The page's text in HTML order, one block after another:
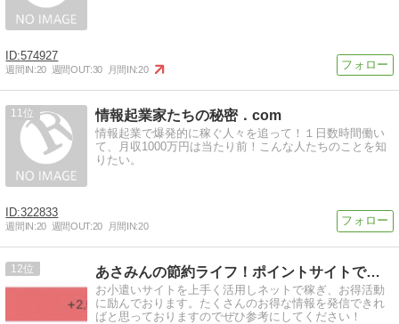
574927
週間IN:20 週間OUT:30 月間IN:20
11 情報起業家たちの秘密．com
情報起業で爆発的に稼ぐ人々を追って！１日数時間働い
て、月収1000万円は当たり前！こんな人たちのことを知
りたい。
322833
週間IN:20 週間OUT:20 月間IN:20
12 あさみんの節約ライフ！ポイントサイトで稼ぐお得大好き生活
お小遣いサイトを上手く活用しネットで稼ぎ、お得活動
に励んでおります。たくさんのお得な情報を発信できれ
ばと思っておりますのでぜひ参考にしてください！